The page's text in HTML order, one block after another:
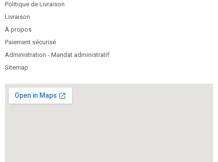
Politique de Livraison
Livraison
À propos
Paiement sécurisé
Administration - Mandat administratif
Sitemap